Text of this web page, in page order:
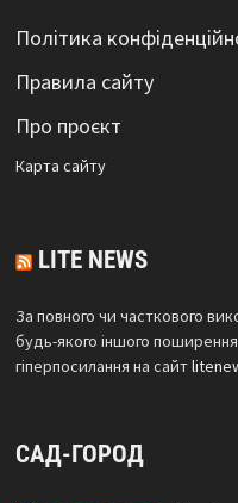
Політика
Правила сайту
Про проєкт
Карта сайтy
LITE NEWS
За повного чи часткового
будь-якого іншого поширення
гіперпосилання на сайт
САД-ГОРОД